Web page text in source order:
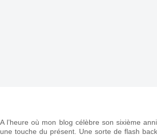
A l’heure où mon blog célèbre son sixième
une touche du présent. Une sorte de flash